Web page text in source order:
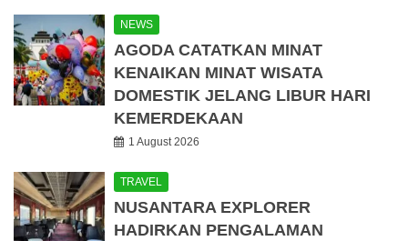
NEWS
AGODA CATATKAN MINAT
KENAIKAN MINAT WISATA
DOMESTIK JELANG LIBUR HARI
KEMERDEKAAN
1 August 2026
TRAVEL
NUSANTARA EXPLORER
HADIRKAN PENGALAMAN